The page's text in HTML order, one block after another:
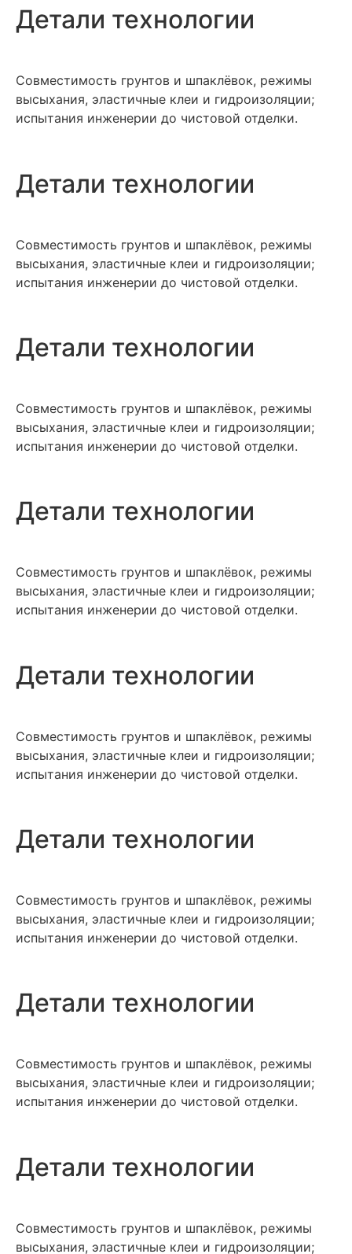
Детали технологии
Совместимость грунтов и шпаклёвок, режимы
высыхания, эластичные клеи и гидроизоляции;
испытания инженерии до чистовой отделки.
Детали технологии
Совместимость грунтов и шпаклёвок, режимы
высыхания, эластичные клеи и гидроизоляции;
испытания инженерии до чистовой отделки.
Детали технологии
Совместимость грунтов и шпаклёвок, режимы
высыхания, эластичные клеи и гидроизоляции;
испытания инженерии до чистовой отделки.
Детали технологии
Совместимость грунтов и шпаклёвок, режимы
высыхания, эластичные клеи и гидроизоляции;
испытания инженерии до чистовой отделки.
Детали технологии
Совместимость грунтов и шпаклёвок, режимы
высыхания, эластичные клеи и гидроизоляции;
испытания инженерии до чистовой отделки.
Детали технологии
Совместимость грунтов и шпаклёвок, режимы
высыхания, эластичные клеи и гидроизоляции;
испытания инженерии до чистовой отделки.
Детали технологии
Совместимость грунтов и шпаклёвок, режимы
высыхания, эластичные клеи и гидроизоляции;
испытания инженерии до чистовой отделки.
Детали технологии
Совместимость грунтов и шпаклёвок, режимы
высыхания, эластичные клеи и гидроизоляции;